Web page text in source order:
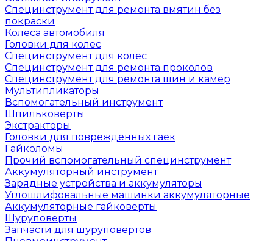
Специнструмент для ремонта вмятин без
покраски
Колеса автомобиля
Головки для колес
Специнструмент для колес
Специнструмент для ремонта проколов
Специнструмент для ремонта шин и камер
Мультипликаторы
Вспомогательный инструмент
Шпильковерты
Экстракторы
Головки для поврежденных гаек
Гайколомы
Прочий вспомогательный специнструмент
Аккумуляторный инструмент
Зарядные устройства и аккумуляторы
Углошлифовальные машинки аккумуляторные
Аккумуляторные гайковерты
Шуруповерты
Запчасти для шуруповертов